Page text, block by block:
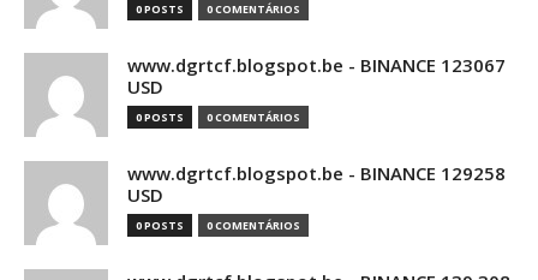
0 POSTS 0 COMENTÁRIOS
www.dgrtcf.blogspot.be - BINANCE 123067
USD
0 POSTS 0 COMENTÁRIOS
www.dgrtcf.blogspot.be - BINANCE 129258
USD
0 POSTS 0 COMENTÁRIOS